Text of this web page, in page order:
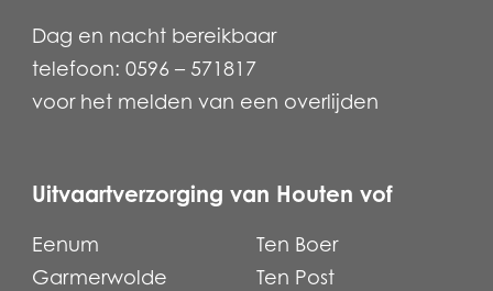
Dag en nacht bereikbaar
telefoon: 0596 – 571817
voor het melden van een overlijden
Uitvaartverzorging van Houten vof
Eenum
Garmerwolde
Ten Boer
Ten Post